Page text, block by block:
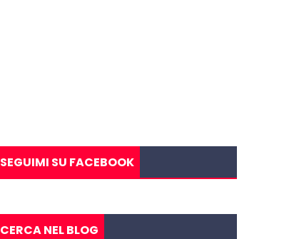
SEGUIMI SU FACEBOOK
CERCA NEL BLOG